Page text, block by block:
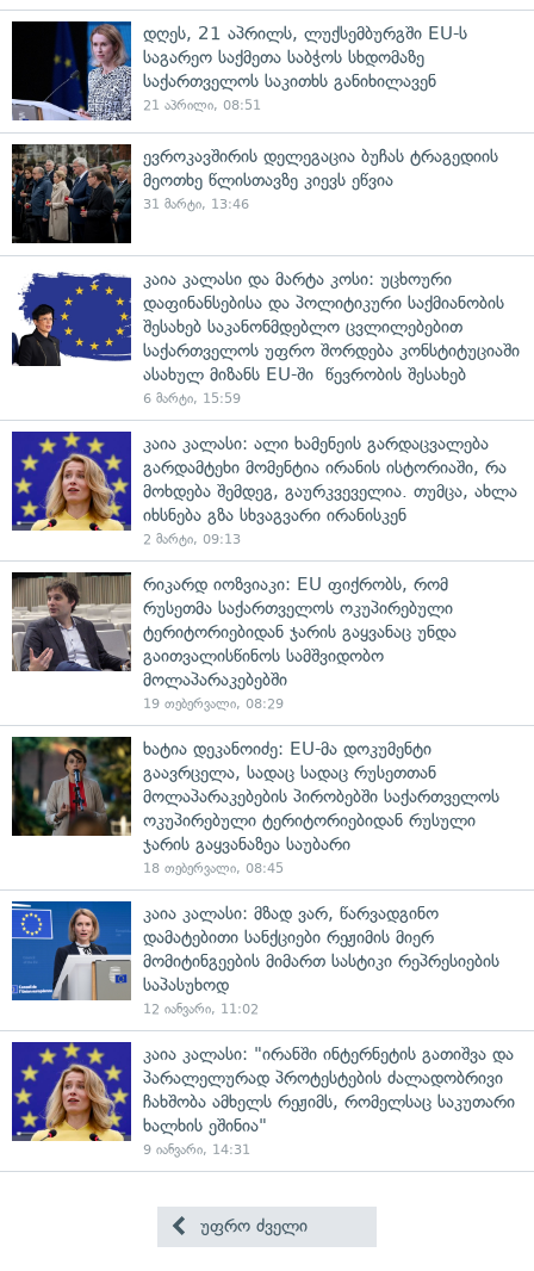
დღეს, 21 აპრილს, ლუქსემბურგში EU-ს
საგარეო საქმეთა საბჭოს სხდომაზე
საქართველოს საკითხს განიხილავენ
21 აპრილი, 08:51
ევროკავშირის დელეგაცია ბუჩას ტრაგედიის
მეოთხე წლისთავზე კიევს ეწვია
31 მარტი, 13:46
კაია კალასი და მარტა კოსი: უცხოური
დაფინანსებისა და პოლიტიკური საქმიანობის
შესახებ საკანონმდებლო ცვლილებებით
საქართველოს უფრო შორდება კონსტიტუციაში
ასახულ მიზანს EU-ში წევრობის შესახებ
6 მარტი, 15:59
კაია კალასი: ალი ხამენეის გარდაცვალება
გარდამტეხი მომენტია ირანის ისტორიაში, რა
მოხდება შემდეგ, გაურკვეველია. თუმცა, ახლა
იხსნება გზა სხვაგვარი ირანისკენ
2 მარტი, 09:13
რიკარდ იოზვიაკი: EU ფიქრობს, რომ
რუსეთმა საქართველოს ოკუპირებული
ტერიტორიებიდან ჯარის გაყვანაც უნდა
გაითვალისწინოს სამშვიდობო
მოლაპარაკებებში
19 თებერვალი, 08:29
ხატია დეკანოიძე: EU-მა დოკუმენტი
გაავრცელა, სადაც სადაც რუსეთთან
მოლაპარაკებების პირობებში საქართველოს
ოკუპირებული ტერიტორიებიდან რუსული
ჯარის გაყვანაზეა საუბარი
18 თებერვალი, 08:45
კაია კალასი: მზად ვარ, წარვადგინო
დამატებითი სანქციები რეჟიმის მიერ
მომიტინგეების მიმართ სასტიკი რეპრესიების
საპასუხოდ
12 იანვარი, 11:02
კაია კალასი: "ირანში ინტერნეტის გათიშვა და
პარალელურად პროტესტების ძალადობრივი
ჩახშობა ამხელს რეჟიმს, რომელსაც საკუთარი
ხალხის ეშინია"
9 იანვარი, 14:31
უფრო ძველი